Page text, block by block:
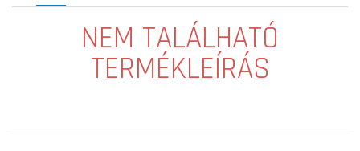
NEM TALÁLHATÓ
TERMÉKLEÍRÁS